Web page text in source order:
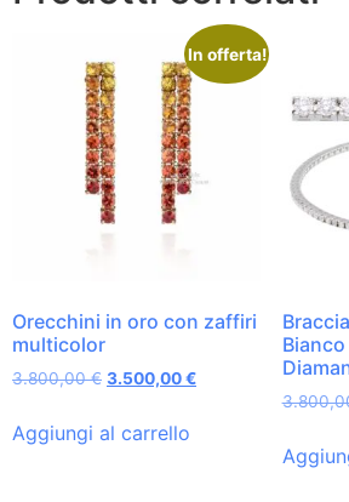
In offerta!
Orecchini in oro con zaffiri
multicolor
3.800,00€ 3.500,00€
Aggiungi al carrello